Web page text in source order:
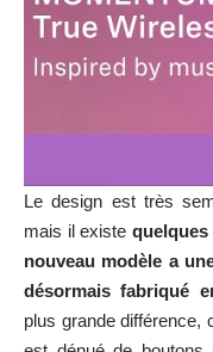
Le design est très
mais il existe
nouveau modèle a
désormais fabriqué
plus grande différence,